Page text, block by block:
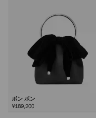
ボン ボン
¥189,200